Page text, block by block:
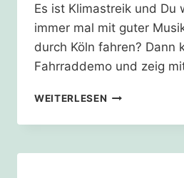
Es ist Klimastreik und Du
immer mal mit guter
durch Köln fahren? Dann
Fahrraddemo und zeig
WEITERLESEN 20.09.24